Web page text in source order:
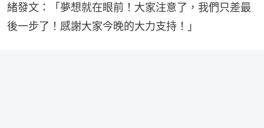
緒發文：「夢想就在眼前！大家注意了，我們只差最
後一步了！感謝大家今晚的大力支持！」